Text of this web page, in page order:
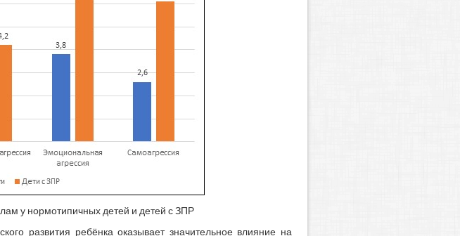
у нормотипичных детей и детей с ЗПР
развития ребёнка оказывает значительное влияние на